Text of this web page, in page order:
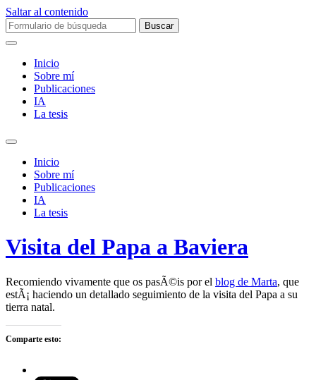
Saltar al contenido
Buscar:
Inicio
Sobre mí­
Publicaciones
IA
La tesis
Alternar
campo
búsqueda
Inicio
Sobre mí­
Publicaciones
IA
La tesis
Visita del Papa a Baviera
Recomiendo vivamente que os pasÃ©is por el blog de Marta, que
estÃ¡ haciendo un detallado seguimiento de la visita del Papa a su
tierra natal.
Comparte esto: